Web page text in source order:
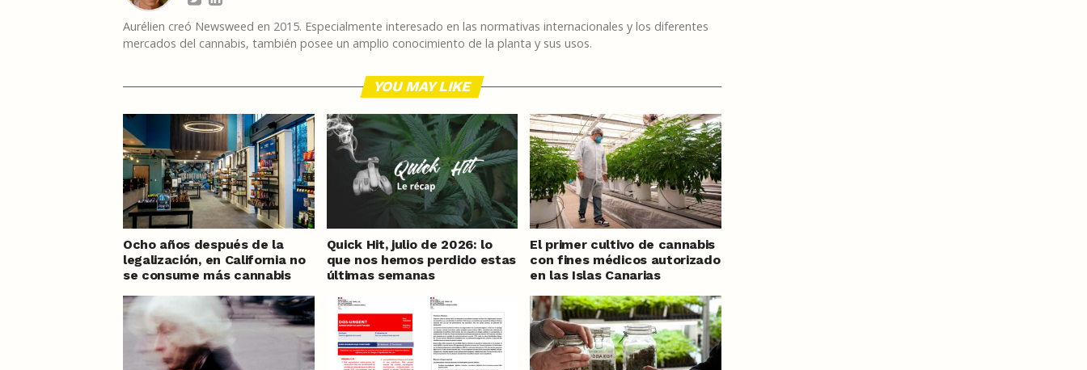
Aurélien creó Newsweed en 2015. Especialmente interesado en las normativas internacionales y los diferentes
mercados del cannabis, también posee un amplio conocimiento de la planta y sus usos.
YOU MAY LIKE
Ocho años después de la
legalización, en California no
se consume más cannabis
Quick Hit, julio de 2026: lo
que nos hemos perdido estas
últimas semanas
El primer cultivo de cannabis
con fines médicos autorizado
en las Islas Canarias